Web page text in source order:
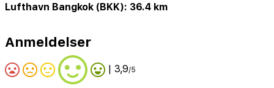
Lufthavn Bangkok (BKK): 36.4 km
Anmeldelser
| 3,9/5